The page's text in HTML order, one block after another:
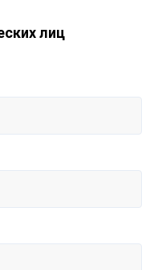
лиц